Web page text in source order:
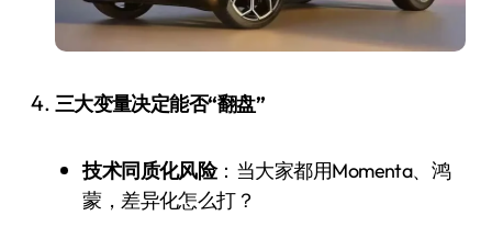
三大变量决定能否“翻盘”
技术同质化风险：当大家都用Momenta、鸿
蒙，差异化怎么打？